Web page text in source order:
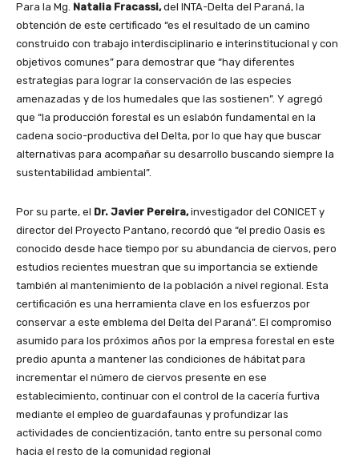
Para la Mg. Natalia Fracassi,del INTA-Delta del Paraná, la
obtención de este certificado “es el resultado de un camino
construido con trabajo interdisciplinario e interinstitucional y con
objetivos comunes” para demostrar que “hay diferentes
estrategias para lograr la conservación de las especies
amenazadas y de los humedales que las sostienen”. Y agregó
que “la producción forestal es un eslabón fundamental en la
cadena socio-productiva del Delta, por lo que hay que buscar
alternativas para acompañar su desarrollo buscando siempre la
sustentabilidad ambiental”.
Por su parte, el Dr. Javier Pereira,investigador del CONICET y
director del Proyecto Pantano, recordó que “el predio Oasis es
conocido desde hace tiempo por su abundancia de ciervos, pero
estudios recientes muestran que su importancia se extiende
también al mantenimiento de la población a nivel regional. Esta
certificación es una herramienta clave en los esfuerzos por
conservar a este emblema del Delta del Paraná”. El compromiso
asumido para los próximos años por la empresa forestal en este
predio apunta a mantener las condiciones de hábitat para
incrementar el número de ciervos presente en ese
establecimiento, continuar con el control de la cacería furtiva
mediante el empleo de guardafaunas y profundizar las
actividades de concientización, tanto entre su personal como
hacia el resto de la comunidad regional